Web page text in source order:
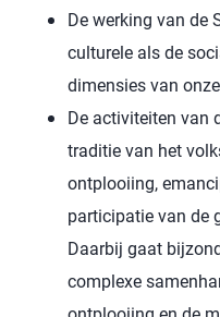
De werking van de
culturele als de
dimensies van
De activiteiten van
traditie van het
ontplooiing,
participatie van de
Daarbij gaat
complexe